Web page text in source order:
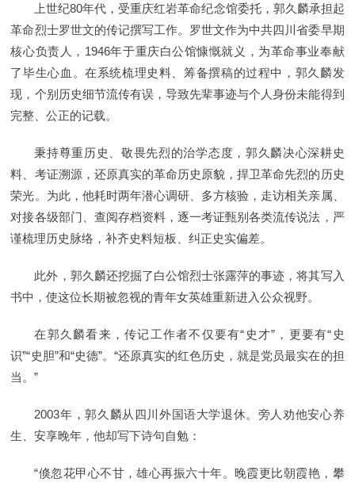
上世纪80年代，受重庆红岩革命纪念馆委托，郭久麟承担起
革命烈士罗世文的传记撰写工作。罗世文作为中共四川省委早期
核心负责人，1946年于重庆白公馆慷慨就义，为革命事业奉献
了毕生心血。在系统梳理史料、筹备撰稿的过程中，郭久麟发
现，个别历史细节流传有误，导致先辈事迹与个人身份未能得到
完整、公正的记载。
秉持尊重历史、敬畏先烈的治学态度，郭久麟决心深耕史
料、考证溯源，还原真实的革命历史原貌，捍卫革命先烈的历史
荣光。为此，他耗时两年潜心调研、多方核验，走访相关亲属、
对接各级部门、查阅存档资料，逐一考证甄别各类流传说法，严
谨梳理历史脉络，补齐史料短板、纠正史实偏差。
此外，郭久麟还挖掘了白公馆烈士张露萍的事迹，将其写入
书中，使这位长期被忽视的青年女英雄重新进入公众视野。
在郭久麟看来，传记工作者不仅要有“史才”，更要有“史
识”“史胆”和“史德”。“还原真实的红色历史，就是党员最实在的担
当。”
2003年，郭久麟从四川外国语大学退休。旁人劝他安心养
生、安享晚年，他却写下诗句自勉：
“倏忽花甲心不甘，雄心再振六十年。晚霞更比朝霞艳，攀